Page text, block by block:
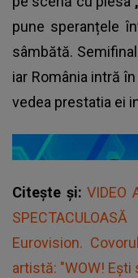
pune speranțele
sâmbătă.
iar România intră
vedea prestatia ei
Citește și:VIDEO
Eurovision.
artistă: "WOW!